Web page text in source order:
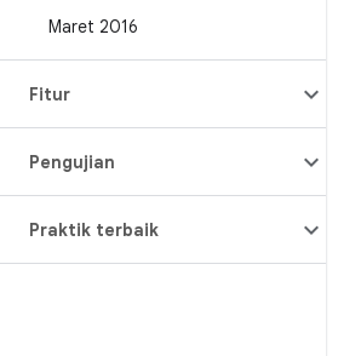
Maret 2016
Fitur
Pengujian
Praktik terbaik